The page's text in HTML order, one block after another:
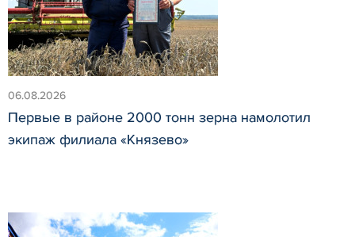
06.08.2026
Первые в районе 2000 тонн зерна намолотил
экипаж филиала «Князево»